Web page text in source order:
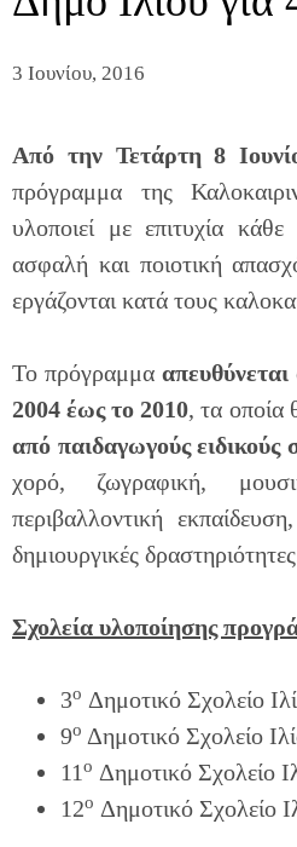
3 Ιουνίου, 2016
Από την Τετάρτη 8
πρόγραμμα της
υλοποιεί με επιτυχία
ασφαλή και ποιοτική
εργάζονται κατά τους
Το πρόγραμμααπευθύνεται
2004 έως το 2010, τα οποία
από παιδαγωγούς
χορό, ζωγραφική,
περιβαλλοντική
δημιουργικές
Σχολεία υλοποίησης
3ο Δημοτικό Σχολείο
9ο Δημοτικό Σχολείο
11 ο Δημοτικό Σχολείο
12ο Δημοτικό Σχολείο